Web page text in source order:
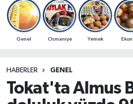
Genel Osmaniye Yemek
HABERLER GENEL
Tokat'ta Almus
OSMANİYE
MAGAZİN
SPOR
Osmaniye Trafik Yoğunluk
Süper Lig Puan Durumu ve
Son Dakika Haberleri